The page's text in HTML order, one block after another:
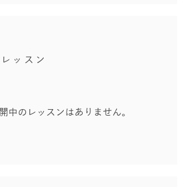
ッスン
中のレッスンはありません。